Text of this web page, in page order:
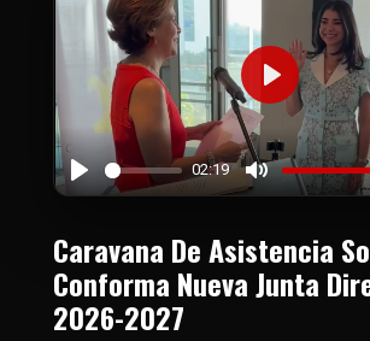
Play
02:19
Mute
Play
Caravana De Asistencia
Conforma Nueva Junta
2026-2027